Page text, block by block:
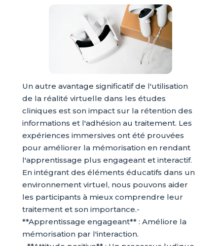
Un autre avantage significatif de l'utilisation
de la réalité virtuelle dans les études
cliniques est son impact sur la rétention des
informations et l'adhésion au traitement. Les
expériences immersives ont été prouvées
pour améliorer la mémorisation en rendant
l'apprentissage plus engageant et interactif.
En intégrant des éléments éducatifs dans un
environnement virtuel, nous pouvons aider
les participants à mieux comprendre leur
traitement et son importance.-
**Apprentissage engageant** : Améliore la
mémorisation par l'interaction.